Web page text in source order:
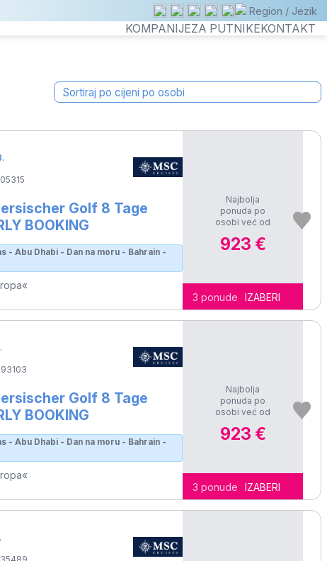
Region / Jezik
KOMPANIJEZA PUTNIKEKONTAKT
Golf 8 Tage
BOOKING
- Abu Dhabi - Dan na moru - Bahrain -
Najbolja
ponuda po
osobi već od
923 €
3 ponude IZABERI
Golf 8 Tage
BOOKING
- Abu Dhabi - Dan na moru - Bahrain -
Najbolja
ponuda po
osobi već od
923 €
3 ponude IZABERI